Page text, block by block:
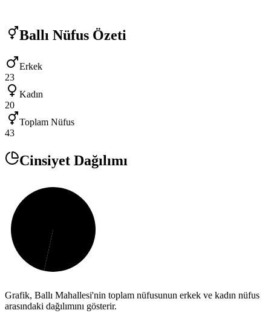
Ballı Nüfus Özeti
Erkek
23
Kadın
20
Toplam Nüfus
43
Cinsiyet Dağılımı
Grafik, Ballı Mahallesi'nin toplam nüfusunun erkek ve kadın nüfus
arasındaki dağılımını gösterir.